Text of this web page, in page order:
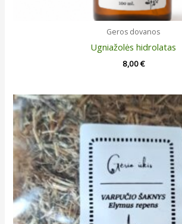
Geros dovanos
Ugniažolės hidrolatas
8,00€